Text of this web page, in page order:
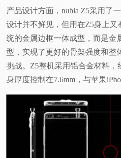
产品设计方面，nubia Z5采用了
设计并不鲜见，但用在Z5身上又
统的金属边框一体成型，而是金
型，实现了更好的骨架强度和整
挑战。Z5整机采用铝合金材料，
身厚度控制在7.6mm，与苹果